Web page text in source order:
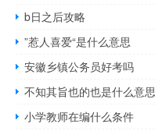
b日之后攻略
”惹人喜爱“是什么意思
安徽乡镇公务员好考吗
不知其旨也的也是什么意思
小学教师在编什么条件